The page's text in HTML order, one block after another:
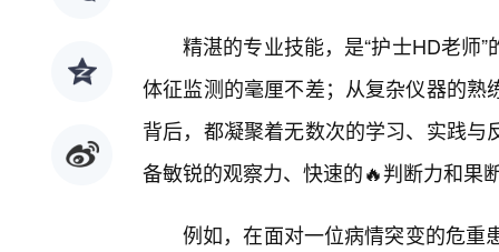
精湛的专业技能，是“护士HD老师
体征监测的毫厘不差；从复杂仪器的
背后，都凝聚着无数次的学习、实践
备敏锐的观察力、快速的🔥判断力和果
例如，在面对一位病情突变的危重